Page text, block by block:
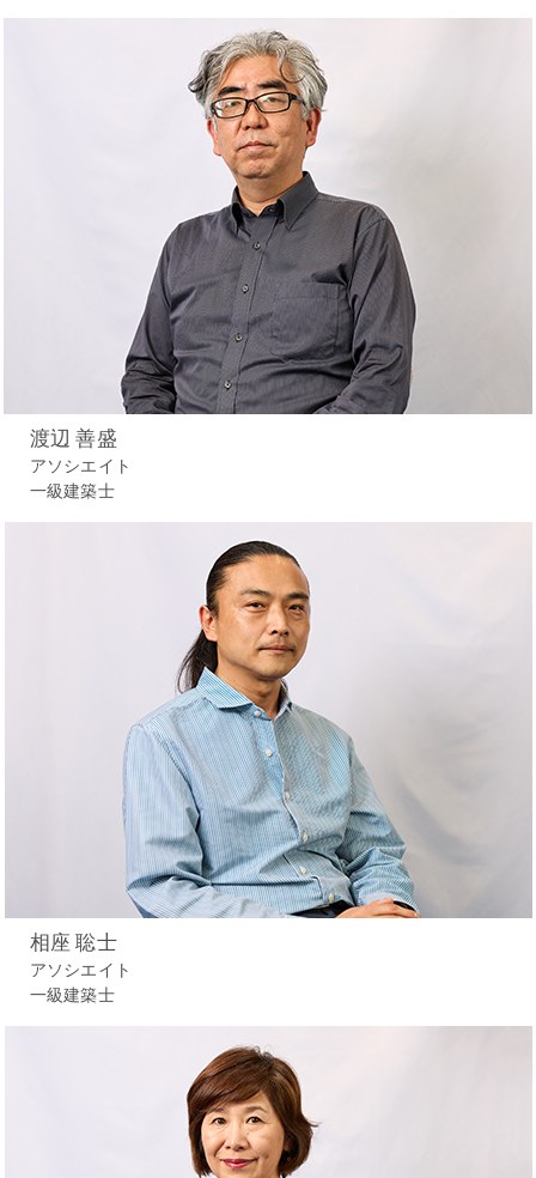
渡辺 善盛
アソシエイト
一級建築士
相座 聡士
アソシエイト
一級建築士